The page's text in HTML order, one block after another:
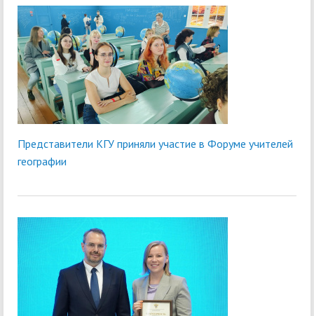
Представители КГУ приняли участие в Форуме учителей
географии